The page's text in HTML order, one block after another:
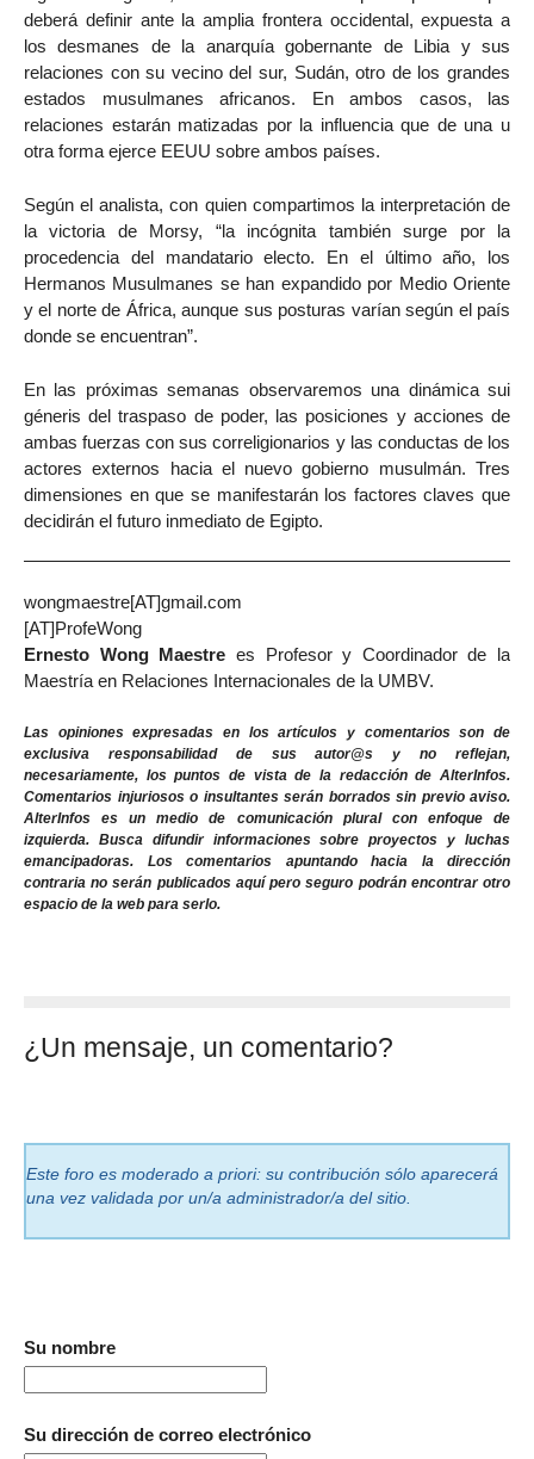
deberá definir ante la amplia frontera occidental, expuesta a
los desmanes de la anarquía gobernante de Libia y sus
relaciones con su vecino del sur, Sudán, otro de los grandes
estados musulmanes africanos. En ambos casos, las
relaciones estarán matizadas por la influencia que de una u
otra forma ejerce EEUU sobre ambos países.
Según el analista, con quien compartimos la interpretación de
la victoria de Morsy, “la incógnita también surge por la
procedencia del mandatario electo. En el último año, los
Hermanos Musulmanes se han expandido por Medio Oriente
y el norte de África, aunque sus posturas varían según el país
donde se encuentran”.
En las próximas semanas observaremos una dinámica sui
géneris del traspaso de poder, las posiciones y acciones de
ambas fuerzas con sus correligionarios y las conductas de los
actores externos hacia el nuevo gobierno musulmán. Tres
dimensiones en que se manifestarán los factores claves que
decidirán el futuro inmediato de Egipto.
wongmaestre[AT]gmail.com
[AT]ProfeWong
Ernesto Wong Maestre es Profesor y Coordinador de la
Maestría en Relaciones Internacionales de la UMBV.
Las opiniones expresadas en los artículos y comentarios son de
exclusiva responsabilidad de sus autor@s y no reflejan,
necesariamente, los puntos de vista de la redacción de AlterInfos.
Comentarios injuriosos o insultantes serán borrados sin previo aviso.
AlterInfos es un medio de comunicación plural con enfoque de
izquierda. Busca difundir informaciones sobre proyectos y luchas
emancipadoras. Los comentarios apuntando hacia la dirección
contraria no serán publicados aquí pero seguro podrán encontrar otro
espacio de la web para serlo.
¿Un mensaje, un comentario?
Este foro es moderado a priori: su contribución sólo aparecerá
una vez validada por un/a administrador/a del sitio.
Su nombre
Su dirección de correo electrónico